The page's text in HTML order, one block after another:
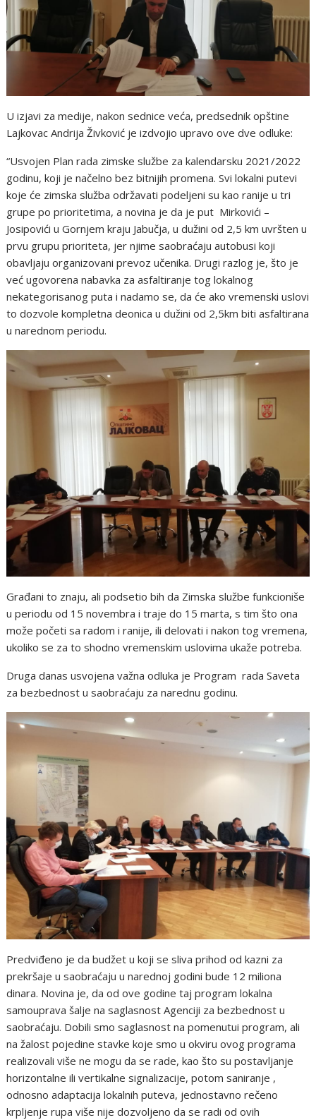
U izjavi za medije, nakon sednice veća, predsednik opštine
Lajkovac Andrija Živković je izdvojio upravo ove dve odluke:
“Usvojen Plan rada zimske službe za kalendarsku 2021/2022
godinu, koji je načelno bez bitnijih promena. Svi lokalni putevi
koje će zimska služba održavati podeljeni su kao ranije u tri
grupe po prioritetima, a novina je da je put Mirkovići –
Josipovići u Gornjem kraju Jabučja, u dužini od 2,5 km uvršten u
prvu grupu prioriteta, jer njime saobraćaju autobusi koji
obavljaju organizovani prevoz učenika. Drugi razlog je, što je
već ugovorena nabavka za asfaltiranje tog lokalnog
nekategorisanog puta i nadamo se, da će ako vremenski uslovi
to dozvole kompletna deonica u dužini od 2,5km biti asfaltirana
u narednom periodu.
Građani to znaju, ali podsetio bih da Zimska službe funkcioniše
u periodu od 15 novembra i traje do 15 marta, s tim što ona
može početi sa radom i ranije, ili delovati i nakon tog vremena,
ukoliko se za to shodno vremenskim uslovima ukaže potreba.
Druga danas usvojena važna odluka je Program rada Saveta
za bezbednost u saobraćaju za narednu godinu.
Predviđeno je da budžet u koji se sliva prihod od kazni za
prekršaje u saobraćaju u narednoj godini bude 12 miliona
dinara. Novina je, da od ove godine taj program lokalna
samouprava šalje na saglasnost Agenciji za bezbednost u
saobraćaju. Dobili smo saglasnost na pomenutui program, ali
na žalost pojedine stavke koje smo u okviru ovog programa
realizovali više ne mogu da se rade, kao što su postavljanje
horizontalne ili vertikalne signalizacije, potom saniranje ,
odnosno adaptacija lokalnih puteva, jednostavno rečeno
krpljenje rupa više nije dozvoljeno da se radi od ovih